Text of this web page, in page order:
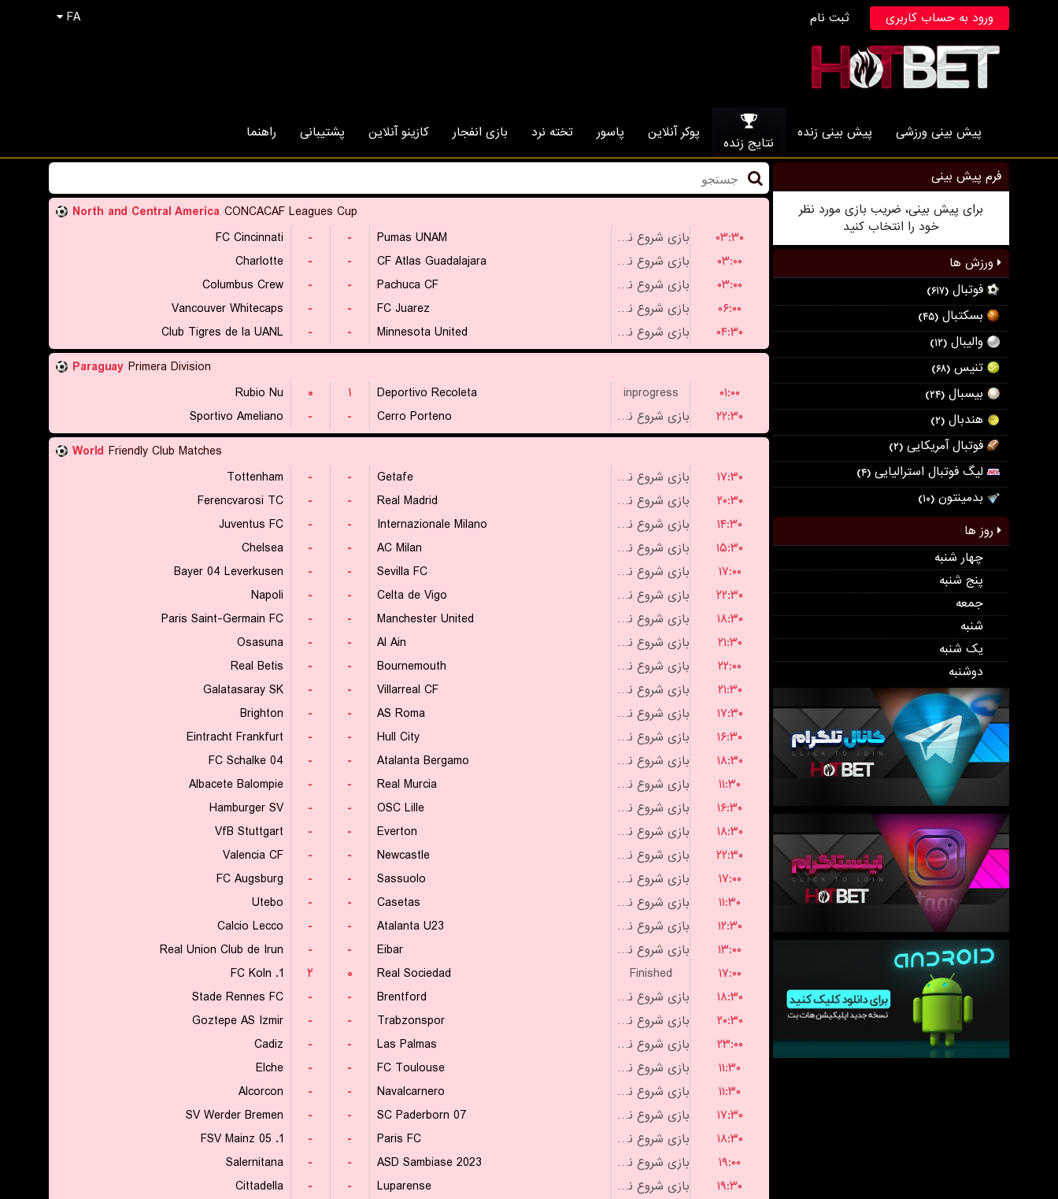
FA ورود به حساب کاربری ثبت نام
پیش بینی ورزشی پیش بینی زنده
نتایج زنده
پوکر آنلاین پاسور تخته نرد بازی انفجار کازینو آنلاین پشتیبانی راهنما
فرم پیش بینی
برای پیش بینی، ضریب بازی مورد نظر
خود را انتخاب کنید
ورزش ها
فوتبال (۶۱۷)
بسکتبال (۴۵)
والیبال (۱۲)
تنیس (۶۸)
بیسبال (۲۴)
هندبال (۲)
فوتبال آمریکایی (۲)
لیگ فوتبال استرالیایی (۴)
بدمینتون (۱۰)
روز ها
چهار شنبه
پنج شنبه
جمعه
شنبه
یک شنبه
دوشنبه
North and Central America CONCACAF Leagues Cup
FC Cincinnati
- - Pumas UNAM بازی شروع نشده است
۰۳:۳۰
Charlotte
- - CF Atlas Guadalajara بازی شروع نشده است
۰۳:۰۰
Columbus Crew
- - Pachuca CF بازی شروع نشده است
۰۳:۰۰
Vancouver Whitecaps
- - FC Juarez بازی شروع نشده است
۰۶:۰۰
Club Tigres de la UANL
- - Minnesota United بازی شروع نشده است
۰۴:۳۰
Paraguay Primera Division
Rubio Nu
۰ ۱ Deportivo Recoleta inprogress
۰۱:۰۰
Sportivo Ameliano
- - Cerro Porteno بازی شروع نشده است
۲۲:۳۰
World Friendly Club Matches
Tottenham
- - Getafe بازی شروع نشده است
۱۷:۳۰
Ferencvarosi TC
- - Real Madrid بازی شروع نشده است
۲۰:۳۰
Juventus FC
- - Internazionale Milano بازی شروع نشده است
۱۴:۳۰
Chelsea
- - AC Milan بازی شروع نشده است
۱۵:۳۰
Bayer 04 Leverkusen
- - Sevilla FC بازی شروع نشده است
۱۷:۰۰
Napoli
- - Celta de Vigo بازی شروع نشده است
۲۲:۳۰
Paris Saint-Germain FC
- - Manchester United بازی شروع نشده است
۱۸:۳۰
Osasuna
- - Al Ain بازی شروع نشده است
۲۱:۳۰
Real Betis
- - Bournemouth بازی شروع نشده است
۲۲:۰۰
Galatasaray SK
- - Villarreal CF بازی شروع نشده است
۲۱:۳۰
Brighton
- - AS Roma بازی شروع نشده است
۱۷:۳۰
Eintracht Frankfurt
- - Hull City بازی شروع نشده است
۱۶:۳۰
FC Schalke 04
- - Atalanta Bergamo بازی شروع نشده است
۱۸:۳۰
Albacete Balompie
- - Real Murcia بازی شروع نشده است
۱۱:۳۰
Hamburger SV
- - OSC Lille بازی شروع نشده است
۱۶:۳۰
VfB Stuttgart
- - Everton بازی شروع نشده است
۱۸:۳۰
Valencia CF
- - Newcastle بازی شروع نشده است
۲۲:۳۰
FC Augsburg
- - Sassuolo بازی شروع نشده است
۱۷:۰۰
Utebo
- - Casetas بازی شروع نشده است
۱۱:۳۰
Calcio Lecco
- - Atalanta U23 بازی شروع نشده است
۱۲:۳۰
Real Union Club de Irun
- - Eibar بازی شروع نشده است
۱۳:۰۰
1. FC Koln
۲ ۰ Real Sociedad Finished
۱۷:۰۰
Stade Rennes FC
- - Brentford بازی شروع نشده است
۱۸:۳۰
Goztepe AS Izmir
- - Trabzonspor بازی شروع نشده است
۲۰:۳۰
Cadiz
- - Las Palmas بازی شروع نشده است
۲۳:۰۰
Elche
- - FC Toulouse بازی شروع نشده است
۱۱:۳۰
Alcorcon
- - Navalcarnero بازی شروع نشده است
۱۱:۳۰
SV Werder Bremen
- - SC Paderborn 07 بازی شروع نشده است
۱۷:۳۰
1. FSV Mainz 05
- - Paris FC بازی شروع نشده است
۱۸:۳۰
Salernitana
- - ASD Sambiase 2023 بازی شروع نشده است
۱۹:۰۰
Cittadella
- - Luparense بازی شروع نشده است
۱۹:۳۰